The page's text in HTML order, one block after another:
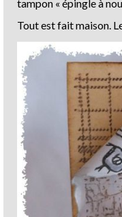
tampon « épingle à
Tout est fait maison.